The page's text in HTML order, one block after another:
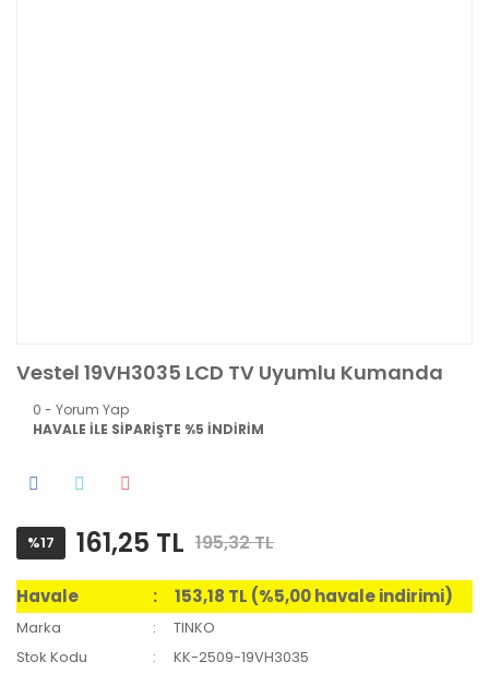
Vestel 19VH3035 LCD TV Uyumlu Kumanda
0 - Yorum Yap
HAVALE İLE SİPARİŞTE %5 İNDİRİM
%17 161,25 TL 195,32 TL
Havale 153,18 TL (%5,00 havale indirimi)
Marka
TINKO
Stok Kodu
KK-2509-19VH3035